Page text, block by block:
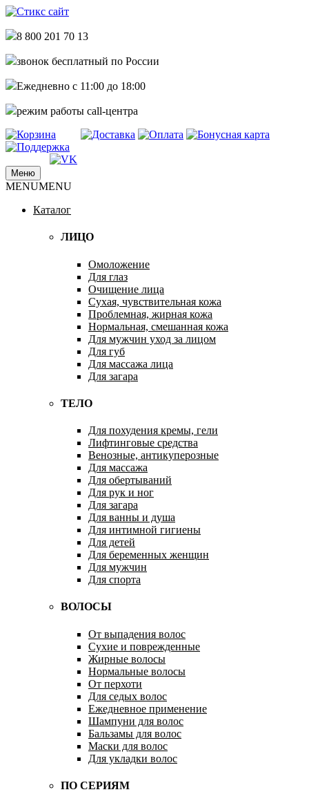
8 800 201 70 13
звонок бесплатный по России
Ежедневно с 11:00 до 18:00
режим работы call-центра
Стикс сайт интернет магазин
купить стикс сайт по самым низким
ценам дешево недорого
Меню
MENUMENU
Каталог
ЛИЦО
Омоложение
Для глаз
Очищение лица
Сухая, чувствительная кожа
Проблемная, жирная кожа
Нормальная, смешанная кожа
Для мужчин уход за лицом
Для губ
Для массажа лица
Для загара
ТЕЛО
Для похудения кремы, гели
Лифтинговые средства
Венозные, антикуперозные
Для массажа
Для обертываний
Для рук и ног
Для загара
Для ванны и душа
Для интимной гигиены
Для детей
Для беременных женщин
Для мужчин
Для спорта
ВОЛОСЫ
От выпадения волос
Сухие и поврежденные
Жирные волосы
Нормальные волосы
От перхоти
Для седых волос
Ежедневное применение
Шампуни для волос
Бальзамы для волос
Маски для волос
Для укладки волос
ПО СЕРИЯМ